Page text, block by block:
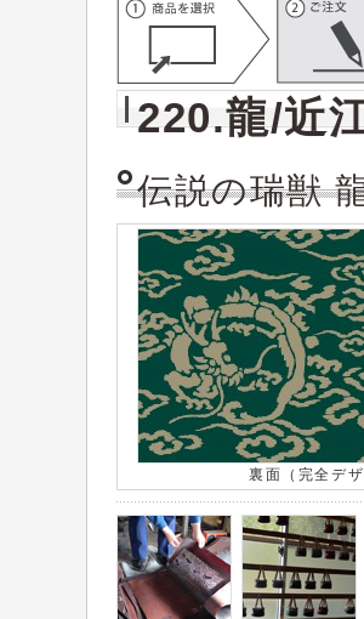
220.龍/近
伝説の瑞獣
裏面（完全デザ